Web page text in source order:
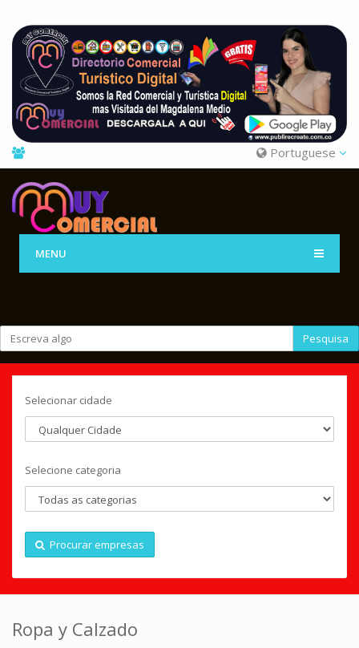
Portuguese
MENU
Pesquisa
Selecionar cidade
Selecione categoria
Procurar empresas
Ropa y Calzado